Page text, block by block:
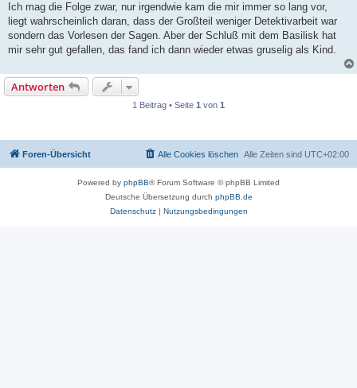
Ich mag die Folge zwar, nur irgendwie kam die mir immer so lang vor,
liegt wahrscheinlich daran, dass der Großteil weniger Detektivarbeit war
sondern das Vorlesen der Sagen. Aber der Schluß mit dem Basilisk hat
mir sehr gut gefallen, das fand ich dann wieder etwas gruselig als Kind.
Antworten
1 Beitrag • Seite 1 von 1
Foren-Übersicht Alle Zeiten sind UTC+02:00
Alle Cookies löschen
Powered by phpBB® Forum Software © phpBB Limited
Deutsche Übersetzung durch phpBB.de
Datenschutz| Nutzungsbedingungen